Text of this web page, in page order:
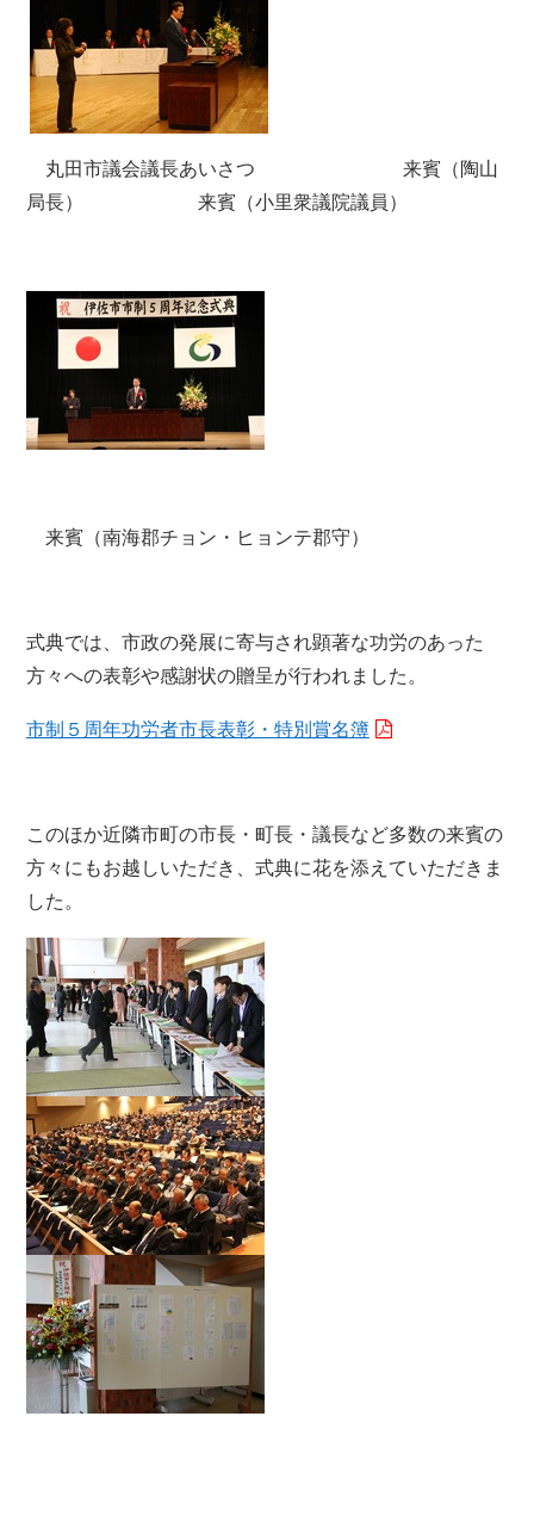
丸田市議会議長あいさつ
来賓（陶山
局長）
来賓（小里衆議院議員）
来賓（南海郡チョン・ヒョンテ郡守）
式典では、市政の発展に寄与され顕著な功労のあった
方々への表彰や感謝状の贈呈が行われました。
市制５周年功労者市長表彰・特別賞名簿
このほか近隣市町の市長・町長・議長など多数の来賓の
方々にもお越しいただき、式典に花を添えていただきま
した。